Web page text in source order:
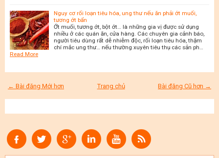
Nguy cơ rối loạn tiêu hóa, ung thư nếu ăn phải ớt muối,
tương ớt bẩn
Ớt muối, tương ớt, bột ớt… là những gia vị được sử dụng
nhiều ở các quán ăn, cửa hàng. Các chuyên gia cảnh báo,
người tiêu dùng rất dễ nhiễm độc, rối loạn tiêu hóa, thậm
chí mắc ung thư… nếu thường xuyên tiêu thụ các sản ph…
Read More
← Bài đăng Mới hơn Bài đăng Cũ hơn →
Trang chủ